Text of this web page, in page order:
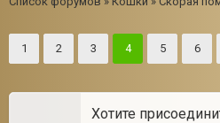
1 2 3 4 5 6
Хотите